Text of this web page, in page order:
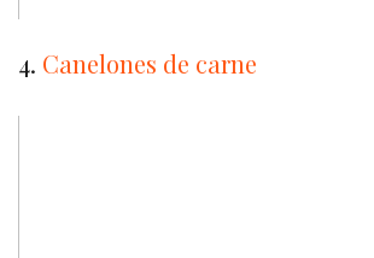
4. Canelones de carne